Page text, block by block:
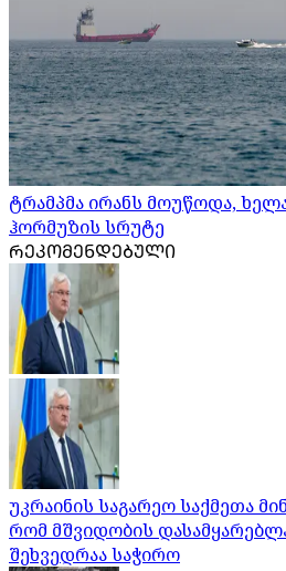
ტრამპმა ირანს მოუწოდა,
ჰორმუზის სრუტე
ᲠᲔᲙᲝᲛᲔᲜᲓᲔᲑᲣᲚᲘ
უკრაინის საგარეო საქმეთა
რომ მშვიდობის
შეხვედრაა საჭირო